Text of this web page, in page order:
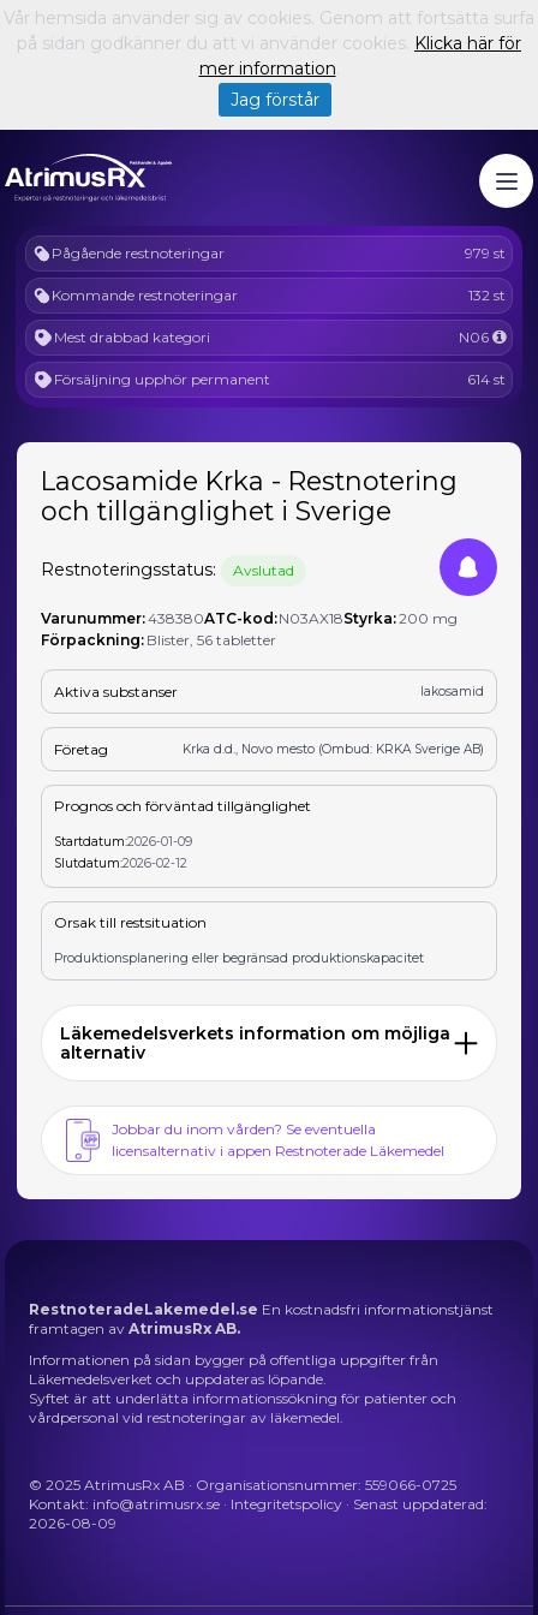
Pågående restnoteringar 979 st
Kommande restnoteringar 132 st
Mest drabbad kategori N06
Försäljning upphör permanent 614 st
Lacosamide Krka - Restnotering
och tillgänglighet i Sverige
Restnoteringsstatus: Avslutad
Varunummer:438380ATC-kod:N03AX18Styrka:200 mg
Förpackning: Blister, 56 tabletter
Aktiva substanser lakosamid
Företag Krka d.d., Novo mesto (Ombud: KRKA Sverige AB)
Prognos och förväntad tillgänglighet
Startdatum:2026-01-09
Slutdatum:2026-02-12
Orsak till restsituation
Produktionsplanering eller begränsad produktionskapacitet
Läkemedelsverkets information om möjliga
alternativ
Jobbar du inom vården? Se eventuella
licensalternativ i appen Restnoterade Läkemedel
RestnoteradeLakemedel.se En kostnadsfri informationstjänst
framtagen avAtrimusRx AB.
Informationen på sidan bygger på offentliga uppgifter från
Läkemedelsverket och uppdateras löpande.
Syftet är att underlätta informationssökning för patienter och
vårdpersonal vid restnoteringar av läkemedel.
© 2025 AtrimusRx AB · Organisationsnummer: 559066-0725
Kontakt: info@atrimusrx.se · Integritetspolicy · Senast uppdaterad:
2026-08-09
Vår hemsida använder sig av cookies. Genom att fortsätta surfa
på sidan godkänner du att vi använder cookies. Klicka här för
mer information.
Jag förstår